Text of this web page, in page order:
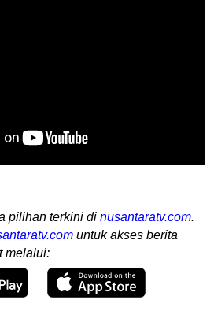
pilihan terkini di nusantaratv.com.
untuk akses berita
melalui: